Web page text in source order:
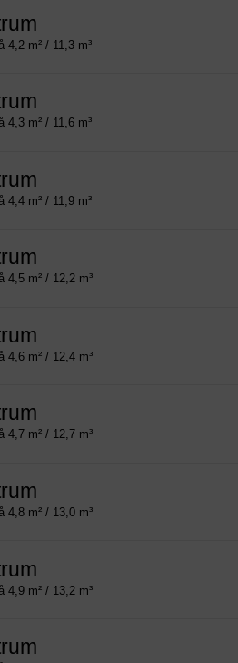
4,2 m² / 11,3 m³
4,3 m² / 11,6 m³
4,4 m² / 11,9 m³
4,5 m² / 12,2 m³
4,6 m² / 12,4 m³
4,7 m² / 12,7 m³
4,8 m² / 13,0 m³
4,9 m² / 13,2 m³